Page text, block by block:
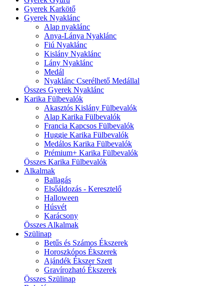
Gyerek Karkötő
Gyerek Nyaklánc
Alap nyaklánc
Anya-Lánya Nyaklánc
Fiú Nyaklánc
Kislány Nyaklánc
Lány Nyaklánc
Medál
Nyaklánc Cserélhető Medállal
Összes Gyerek Nyaklánc
Karika Fülbevalók
Akasztós Kislány Fülbevalók
Alap Karika Fülbevalók
Francia Kapcsos Fülbevalók
Huggie Karika Fülbevalók
Medálos Karika Fülbevalók
Prémium+ Karika Fülbevalók
Összes Karika Fülbevalók
Alkalmak
Ballagás
Elsőáldozás - Keresztelő
Halloween
Húsvét
Karácsony
Összes Alkalmak
Szülinap
Betűs és Számos Ékszerek
Horoszkópos Ékszerek
Ajándék Ékszer Szett
Gravírozható Ékszerek
Összes Szülinap